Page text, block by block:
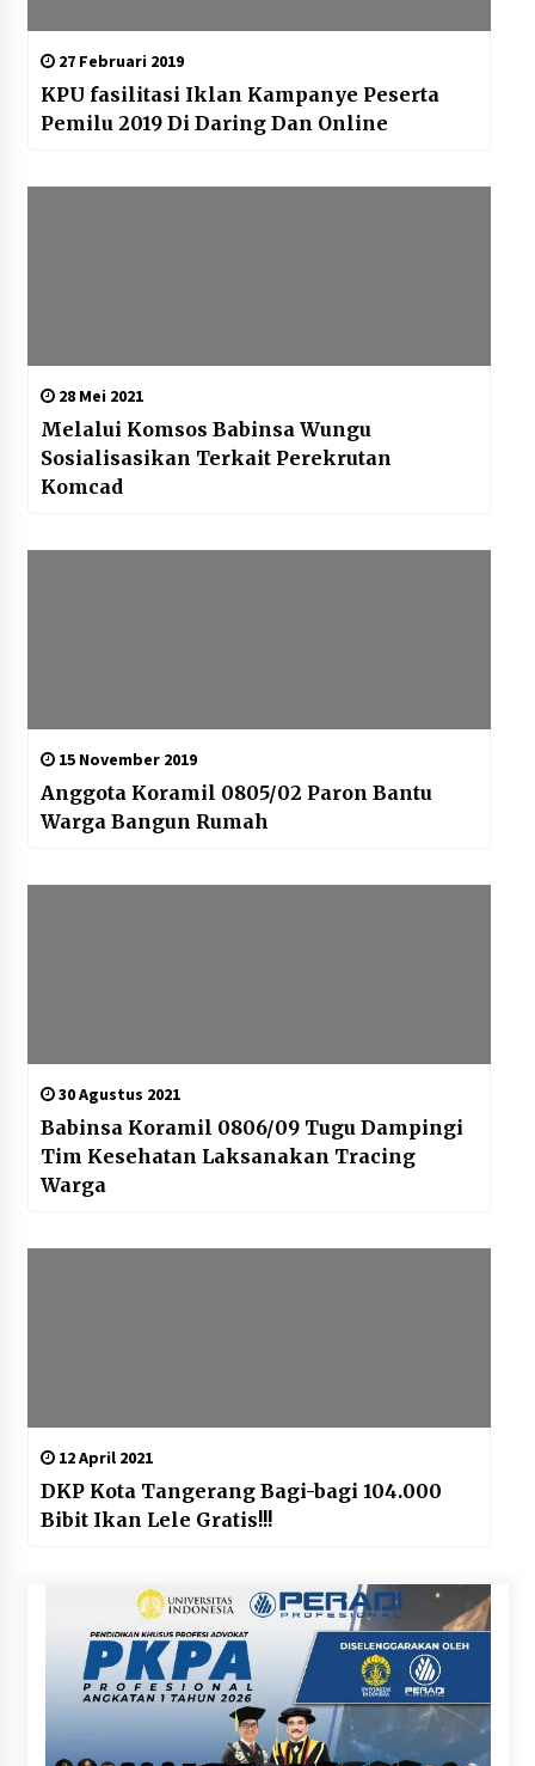
27 Februari 2019
KPU fasilitasi Iklan Kampanye Peserta
Pemilu 2019 Di Daring Dan Online
28 Mei 2021
Melalui Komsos Babinsa Wungu
Sosialisasikan Terkait Perekrutan
Komcad
15 November 2019
Anggota Koramil 0805/02 Paron Bantu
Warga Bangun Rumah
30 Agustus 2021
Babinsa Koramil 0806/09 Tugu Dampingi
Tim Kesehatan Laksanakan Tracing
Warga
12 April 2021
DKP Kota Tangerang Bagi-bagi 104.000
Bibit Ikan Lele Gratis!!!